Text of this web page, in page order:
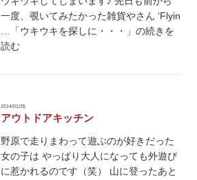
一度、覗いてみたかった雑貨やさん ‘Flyin
…「ウキウキを探しに・・・」の続きを
読む
2014/01/25
アウトドアキッチン
野原で走りまわって遊ぶのが好きだった
女の子は やっぱり大人になっても外遊び
に惹かれるのです（笑） 山に登ったあと